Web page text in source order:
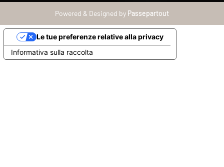
Powered & Designed by Passepartout
Informativa sulla raccolta
Le tue preferenze relative alla privacy